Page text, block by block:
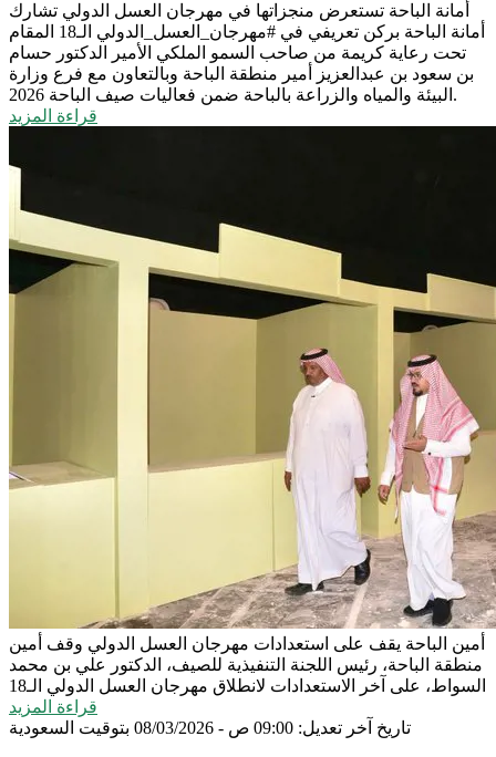
أمانة الباحة تستعرض منجزاتها في مهرجان العسل الدولي تشارك
أمانة الباحة بركن تعريفي في #مهرجان_العسل_الدولي الـ18 المقام
تحت رعاية كريمة من صاحب السمو الملكي الأمير الدكتور حسام
بن سعود بن عبدالعزيز أمير منطقة الباحة وبالتعاون مع فرع وزارة
البيئة والمياه والزراعة بالباحة ضمن فعاليات صيف الباحة 2026.
قراءة المزيد
أمين الباحة يقف على استعدادات مهرجان العسل الدولي وقف أمين
منطقة الباحة، رئيس اللجنة التنفيذية للصيف، الدكتور علي بن محمد
السواط، على آخر الاستعدادات لانطلاق مهرجان العسل الدولي الـ18
قراءة المزيد
تاريخ آخر تعديل: 09:00 ص - 08/03/2026 بتوقيت السعودية